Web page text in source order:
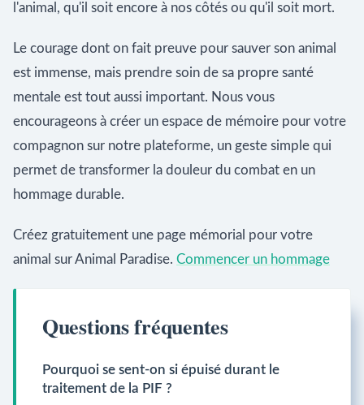
l'animal, qu'il soit encore à nos côtés ou qu'il soit mort.
Le courage dont on fait preuve pour sauver son animal
est immense, mais prendre soin de sa propre santé
mentale est tout aussi important. Nous vous
encourageons à créer un espace de mémoire pour votre
compagnon sur notre plateforme, un geste simple qui
permet de transformer la douleur du combat en un
hommage durable.
Créez gratuitement une page mémorial pour votre
animal sur Animal Paradise. Commencer un hommage
Questions fréquentes
Pourquoi se sent-on si épuisé durant le
traitement de la PIF ?